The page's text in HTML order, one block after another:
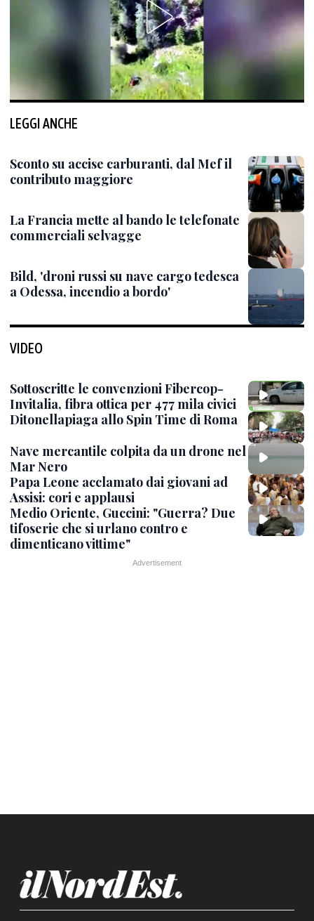
LEGGI ANCHE
Sconto su accise carburanti, dal Mef il
contributo maggiore
La Francia mette al bando le telefonate
commerciali selvagge
Bild, 'droni russi su nave cargo tedesca
a Odessa, incendio a bordo'
VIDEO
Sottoscritte le convenzioni Fibercop-
Invitalia, fibra ottica per 477 mila civici
Ditonellapiaga allo Spin Time di Roma
Nave mercantile colpita da un drone nel
Mar Nero
Papa Leone acclamato dai giovani ad
Assisi: cori e applausi
Medio Oriente, Guccini: "Guerra? Due
tifoserie che si urlano contro e
dimenticano vittime"